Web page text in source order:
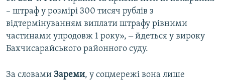
– штраф у розмірі 300 тисяч рублів з
відтермінуванням виплати штрафу рівними
частинами упродовж 1 року», ‒ йдеться у вироку
Бахчисарайського районного суду.
За словами Зареми, у соцмережі вона лише